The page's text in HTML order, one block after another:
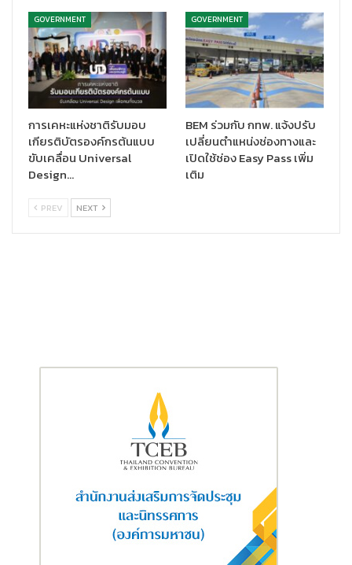
GOVERNMENT
การเคหะแห่งชาติรับมอบ
เกียรติบัตรองค์กรต้นแบบ
ขับเคลื่อน Universal
Design…
GOVERNMENT
BEM ร่วมกับ กทพ. แจ้งปรับ
เปลี่ยนตำแหน่งช่องทางและ
เปิดใช้ช่อง Easy Pass เพิ่ม
เติม
PREV NEXT